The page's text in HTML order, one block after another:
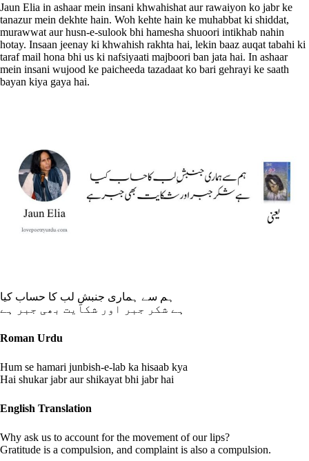
Jaun Elia in ashaar mein insani khwahishat aur rawaiyon ko jabr ke
tanazur mein dekhte hain. Woh kehte hain ke muhabbat ki shiddat,
murawwat aur husn-e-sulook bhi hamesha shuoori intikhab nahin
hotay. Insaan jeenay ki khwahish rakhta hai, lekin baaz auqat tabahi ki
taraf mail hona bhi us ki nafsiyaati majboori ban jata hai. In ashaar
mein insani wujood ke paicheeda tazadaat ko bari gehrayi ke saath
bayan kiya gaya hai.
ہم سے ہماری جنبشِ لب کا حساب کیا
ہے شکر جبر اور شکایت بھی جبر ہے
Roman Urdu
Hum se hamari junbish-e-lab ka hisaab kya
Hai shukar jabr aur shikayat bhi jabr hai
English Translation
Why ask us to account for the movement of our lips?
Gratitude is a compulsion, and complaint is also a compulsion.